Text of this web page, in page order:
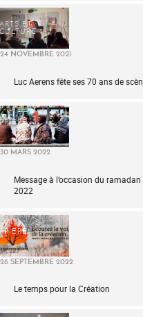
ARTS ET
CULTURE
24 NOVEMBRE 2021
Luc Aerens fête ses 70 ans de
PRIÈRE
30 MARS 2022
Message à l’occasion du
2022
PRIÈRE
26 SEPTEMBRE 2022
Le temps pour la Création